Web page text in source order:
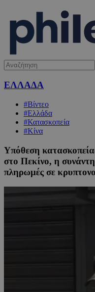
ΕΛΛΑΔΑ
#Βίντεο
#Ελλάδα
#Κατασκοπεία
#Κίνα
Υπόθεση
στο Πεκίνο, η
πληρωμές σε